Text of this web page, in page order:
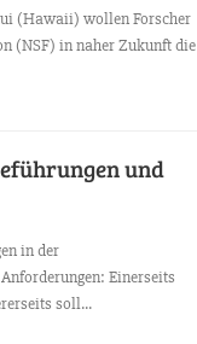
(Hawaii) wollen Forscher
(NSF) in naher Zukunft die
und
in der
Einerseits
soll...